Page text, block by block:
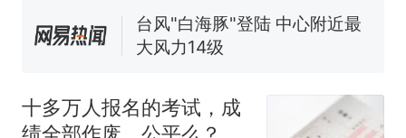
台风"白海豚"登陆 中心附近最
大风力14级
全部作废，公平么？
十多万人报名的考试，成
绩全部作废，公平么？